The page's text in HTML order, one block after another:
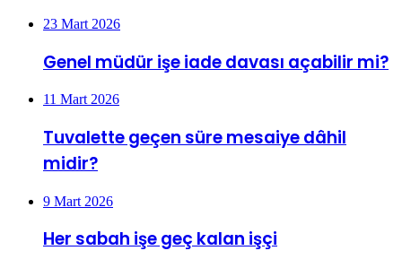
23 Mart 2026
Genel müdür işe iade davası açabilir mi?
11 Mart 2026
Tuvalette geçen süre mesaiye dâhil
midir?
9 Mart 2026
Her sabah işe geç kalan işçi